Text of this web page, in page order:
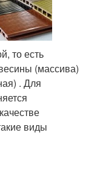
то есть
(массива)
. Для
виды